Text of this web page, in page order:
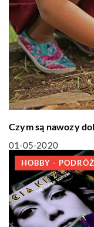
Czym są nawozy
01-05-2020
HOBBY -